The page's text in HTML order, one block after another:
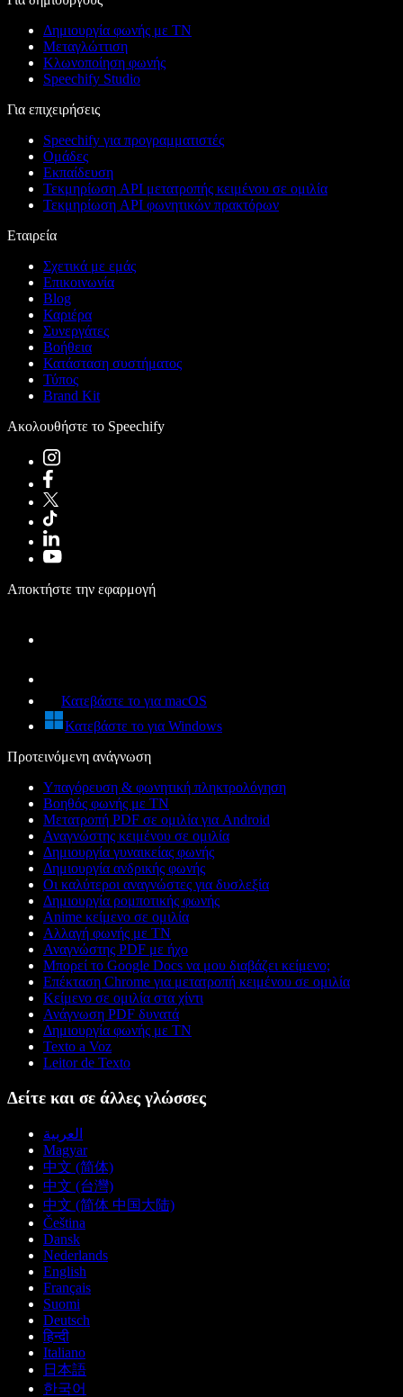
Δημιουργία φωνής με ΤΝ
Μεταγλώττιση
Κλωνοποίηση φωνής
Speechify Studio
Για επιχειρήσεις
Speechify για προγραμματιστές
Ομάδες
Εκπαίδευση
Τεκμηρίωση API μετατροπής κειμένου σε ομιλία
Τεκμηρίωση API φωνητικών πρακτόρων
Εταιρεία
Σχετικά με εμάς
Επικοινωνία
Blog
Καριέρα
Συνεργάτες
Βοήθεια
Κατάσταση συστήματος
Τύπος
Brand Kit
Ακολουθήστε το Speechify
Αποκτήστε την εφαρμογή
Κατεβάστε το για macOS
Κατεβάστε το για Windows
Προτεινόμενη ανάγνωση
Υπαγόρευση & φωνητική πληκτρολόγηση
Βοηθός φωνής με ΤΝ
Μετατροπή PDF σε ομιλία για Android
Αναγνώστης κειμένου σε ομιλία
Δημιουργία γυναικείας φωνής
Δημιουργία ανδρικής φωνής
Οι καλύτεροι αναγνώστες για δυσλεξία
Δημιουργία ρομποτικής φωνής
Anime κείμενο σε ομιλία
Αλλαγή φωνής με ΤΝ
Αναγνώστης PDF με ήχο
Μπορεί το Google Docs να μου διαβάζει κείμενο;
Επέκταση Chrome για μετατροπή κειμένου σε ομιλία
Κείμενο σε ομιλία στα χίντι
Ανάγνωση PDF δυνατά
Δημιουργία φωνής με ΤΝ
Texto a Voz
Leitor de Texto
Δείτε και σε άλλες γλώσσες
العربية
Magyar
中文 (简体)
中文 (台灣)
中文 (简体 中国大陆)
Čeština
Dansk
Nederlands
English
Français
Suomi
Deutsch
हिन्दी
Italiano
日本語
한국어